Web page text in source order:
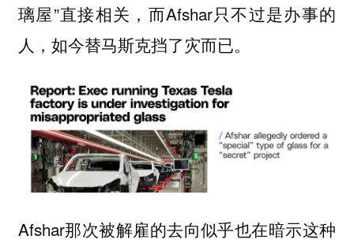
璃屋”直接相关，而Afshar只不过是办事的
人，如今替马斯克挡了灾而已。
Afshar那次被解雇的去向似乎也在暗示这种